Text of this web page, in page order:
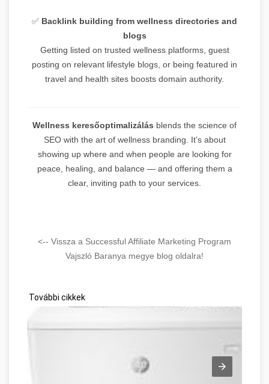
✅ Backlink building from wellness directories and
blogs
Getting listed on trusted wellness platforms, guest
posting on relevant lifestyle blogs, or being featured in
travel and health sites boosts domain authority.
Wellness keresőoptimalizálás blends the science of
SEO with the art of wellness branding. It’s about
showing up where and when people are looking for
peace, healing, and balance — and offering them a
clear, inviting path to your services.
<-- Vissza a Successful Affiliate Marketing Program
Vajszló Baranya megye blog oldalra!
További cikkek